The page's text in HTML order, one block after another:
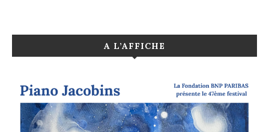
A L’AFFICHE